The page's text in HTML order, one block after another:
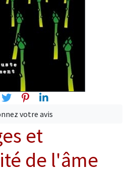
TwitterPinterest
Linkedin
votre avis
et
de l'âme